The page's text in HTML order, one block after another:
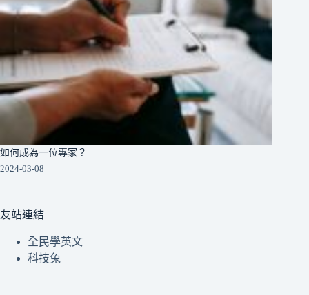
如何成為一位專家？
2024-03-08
友站連結
全民學英文
科技兔